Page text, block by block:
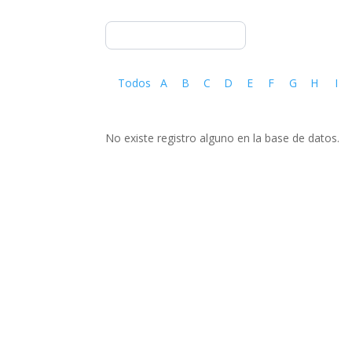
Todos A B C D E F G H I
No existe registro alguno en la base de datos.